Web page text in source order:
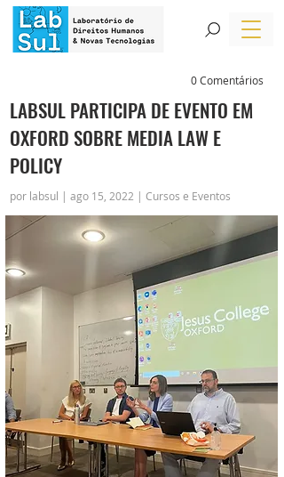
0 Comentários
LABSUL PARTICIPA DE EVENTO EM
OXFORD SOBRE MEDIA LAW E
POLICY
por labsul | ago 15, 2022 | Cursos e Eventos